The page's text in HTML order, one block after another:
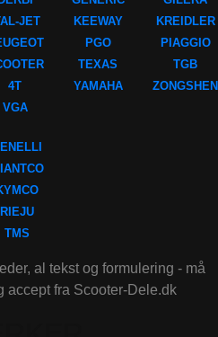
JET
4T
VGA
KEEWAY
PGO
TEXAS
YAMAHA
KREIDLER
PIAGGIO
TGB
ZONGSHEN
RIEJU
TMS
al tekst og formulering - må
accept fra Scooter-Dele.dk